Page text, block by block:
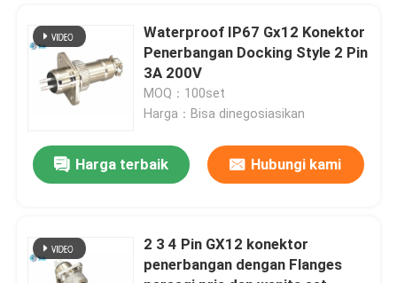
Waterproof IP67 Gx12 Konektor
Penerbangan Docking Style 2 Pin
3A 200V
MOQ：100set
Harga：Bisa dinegosiasikan
Harga terbaik Hubungi kami
2 3 4 Pin GX12 konektor
penerbangan dengan Flanges